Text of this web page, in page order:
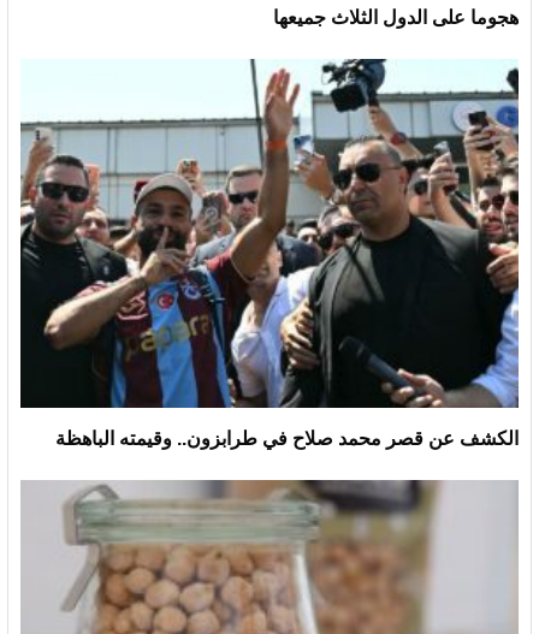
هجوما على الدول الثلاث جميعها
الكشف عن قصر محمد صلاح في طرابزون.. وقيمته الباهظة